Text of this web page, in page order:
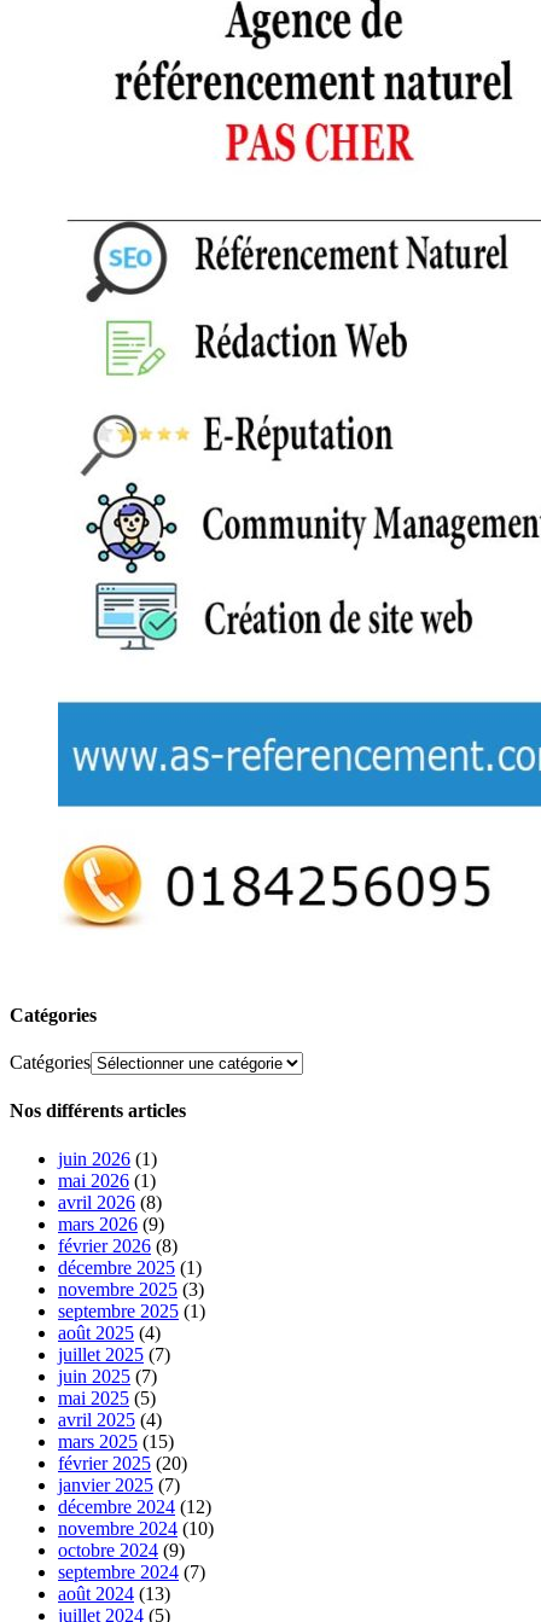
Catégories
Catégories
Nos différents articles
juin 2026 (1)
mai 2026 (1)
avril 2026 (8)
mars 2026 (9)
février 2026 (8)
décembre 2025 (1)
novembre 2025 (3)
septembre 2025 (1)
août 2025 (4)
juillet 2025 (7)
juin 2025 (7)
mai 2025 (5)
avril 2025 (4)
mars 2025 (15)
février 2025 (20)
janvier 2025 (7)
décembre 2024 (12)
novembre 2024 (10)
octobre 2024 (9)
septembre 2024 (7)
août 2024 (13)
juillet 2024 (5)